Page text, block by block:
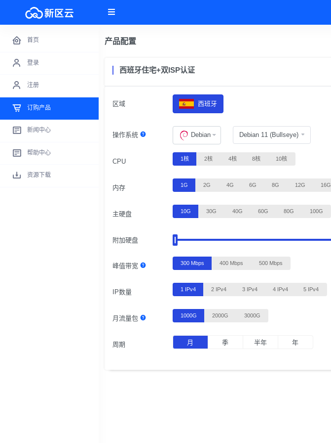
首页
登录
注册
订购产品
新闻中心
帮助中心
资源下载
产品配置
西班牙住宅+双ISP认证
区域 西班牙
操作系统 Debian
CPU 1核 2核 4核 8核 10核
内存 1G 2G 4G 6G 8G 12G 16G
主硬盘 10G 30G 40G 60G 80G 100G
附加硬盘
峰值带宽 300 Mbps 400 Mbps 500 Mbps
IP数量 1 IPv4 2 IPv4 3 IPv4 4 IPv4 5 IPv4
月流量包 1000G 2000G 3000G
周期 月 季 半年 年